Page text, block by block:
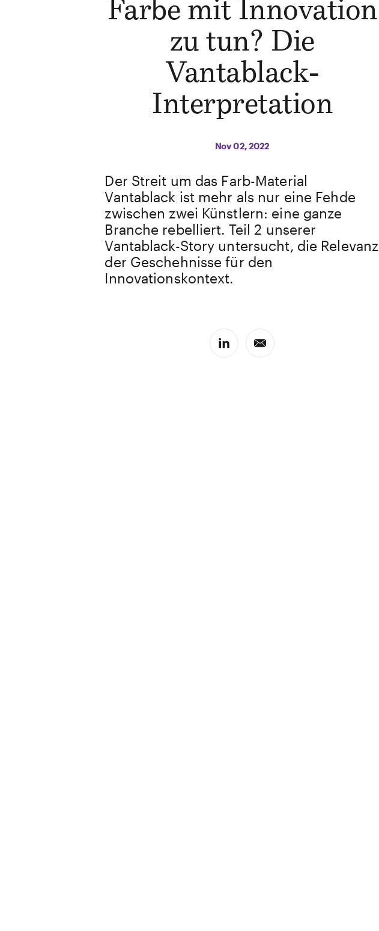
Farbe mit Innovation
zu tun? Die
Vantablack-
Interpretation
Nov 02, 2022
Der Streit um das Farb-Material
Vantablack ist mehr als nur eine Fehde
zwischen zwei Künstlern: eine ganze
Branche rebelliert. Teil 2 unserer
Vantablack-Story untersucht, die Relevanz
der Geschehnisse für den
Innovationskontext.